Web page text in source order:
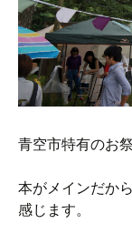
青空市特有のお
本がメインだか
感じます。